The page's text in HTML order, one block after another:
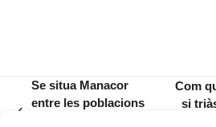
Se situa Manacor
entre les poblacions
Com
si